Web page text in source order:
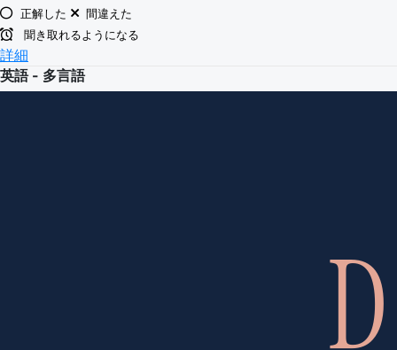
正解した
間違えた
聞き取れるようになる
詳細
英語 - 多言語